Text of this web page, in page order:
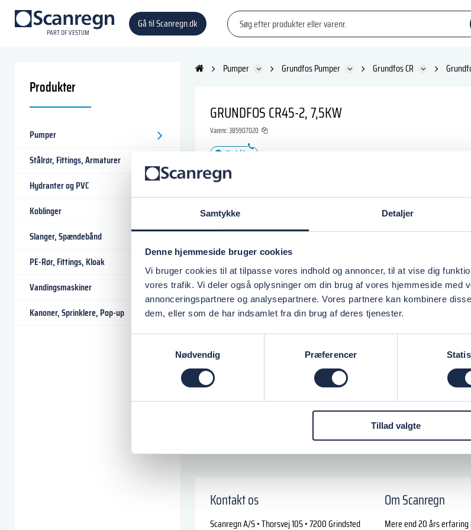
Samtykke Detaljer
Denne hjemmeside bruger cookies
Vi bruger cookies til at tilpasse vores indhold og annoncer, til at vise dig
vores trafik. Vi deler også oplysninger om din brug af vores hjemmeside med
annonceringspartnere og analysepartnere. Vores partnere kan kombinere
dem, eller som de har indsamlet fra din brug af deres tjenester.
Nødvendig
Præferencer
Tillad valgte
PARTOF VESTUM
Gå til Scanregn.dk
Produkter
Pumper
Stålrør, Fittings, Armaturer
Hydranter og PVC
Koblinger
Slanger, Spændebånd
PE-Rør, Fittings, Kloak
Vandingsmaskiner
Kanoner, Sprinklere, Pop-up
Pumper Grundfos Pumper Grundfos CR
GRUNDFOS CR45-2, 7,5KW
Varenr.:385907020
Kontakt os
0,00 DKK
Kontakt os
Scanregn A/S • Thorsvej 105 • 7200 Grindsted
Om Scanregn
Mere end 20 års